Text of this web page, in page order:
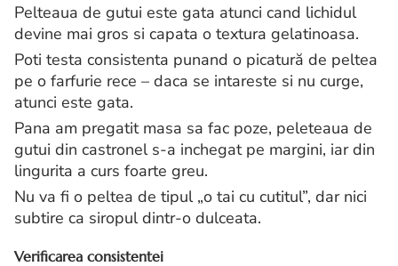
Pelteaua de gutui este gata atunci cand lichidul
devine mai gros si capata o textura gelatinoasa.
Poti testa consistenta punand o picatură de peltea
pe o farfurie rece – daca se intareste si nu curge,
atunci este gata.
Pana am pregatit masa sa fac poze, peleteaua de
gutui din castronel s-a inchegat pe margini, iar din
lingurita a curs foarte greu.
Nu va fi o peltea de tipul „o tai cu cutitul”, dar nici
subtire ca siropul dintr-o dulceata.
Verificarea consistentei